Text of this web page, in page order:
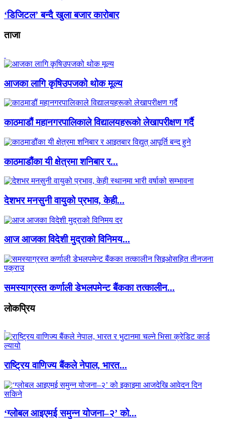
‘डिजिटल’ बन्दै खुला बजार कारोबार
ताजा
आजका लागि कृषिउपजको थोक मूल्य
काठमाडौं महानगरपालिकाले विद्यालयहरूको लेखापरीक्षण गर्दै
काठमाडौंका यी क्षेत्रमा शनिबार र...
देशभर मनसुनी वायुको प्रभाव, केही...
आज आजका विदेशी मुद्राको विनिमय...
समस्याग्रस्त कर्णाली डेभलपमेन्ट बैंकका तत्कालीन...
लाेकप्रिय
राष्ट्रिय वाणिज्य बैंकले नेपाल, भारत...
‘ग्लोबल आइएमई समुन्न योजना–२’ को...